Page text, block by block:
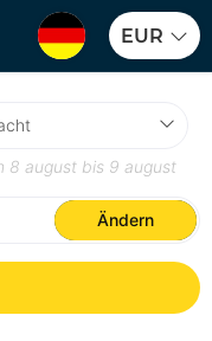
EUR
8 august bis 9 august
Ändern